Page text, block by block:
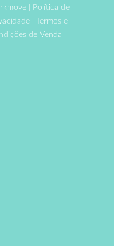
Política de
Termos e
de Venda